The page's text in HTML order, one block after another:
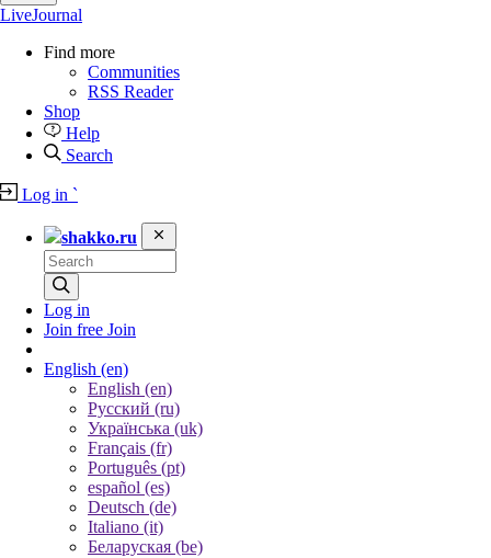
LiveJournal
Find more
Communities
RSS Reader
Shop
Help
Search
Log in `
shakko.ru
Log in
Join free Join
English (en)
English (en)
Русский (ru)
Українська (uk)
Français (fr)
Português (pt)
español (es)
Deutsch (de)
Italiano (it)
Беларуская (be)